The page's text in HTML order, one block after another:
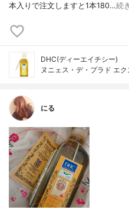
本入りで注文しますと1本180…続
DHC(ディーエイチシー)
ヌニェス・デ・プラド エ
にる